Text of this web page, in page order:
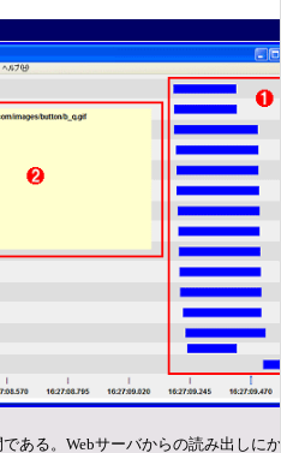
ある。Webサーバからの読み出しに